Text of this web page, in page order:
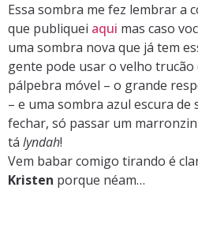
Essa sombra me fez lembrar a
que publiquei aqui mas caso
uma sombra nova que já tem
gente pode usar o velho
pálpebra móvel – o grande
– e uma sombra azul escura de
fechar, só passar um
tá lyndah!
Vem babar comigo tirando é
Kristen porque néam…